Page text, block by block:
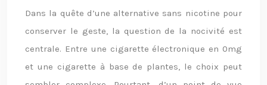
Dans la quête d’une alternative sans nicotine pour
conserver le geste, la question de la nocivité est
centrale. Entre une cigarette électronique en 0mg
et une cigarette à base de plantes, le choix peut